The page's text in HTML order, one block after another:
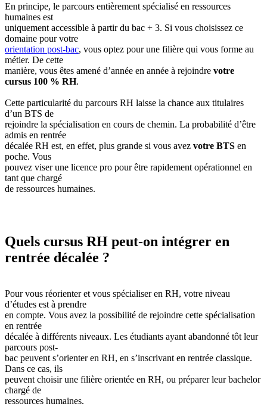
En principe, le parcours entièrement spécialisé en ressources
humaines est
uniquement accessible à partir du bac + 3. Si vous choisissez ce
domaine pour votre
orientation post-bac, vous optez pour une filière qui vous forme au
métier. De cette
manière, vous êtes amené d’année en année à rejoindre votre
cursus 100 % RH.
Cette particularité du parcours RH laisse la chance aux titulaires
d’un BTS de
rejoindre la spécialisation en cours de chemin. La probabilité d’être
admis en rentrée
décalée RH est, en effet, plus grande si vous avez votre BTS en
poche. Vous
pouvez viser une licence pro pour être rapidement opérationnel en
tant que chargé
de ressources humaines.
Quels cursus RH peut-on intégrer en
rentrée décalée ?
Pour vous réorienter et vous spécialiser en RH, votre niveau
d’études est à prendre
en compte. Vous avez la possibilité de rejoindre cette spécialisation
en rentrée
décalée à différents niveaux. Les étudiants ayant abandonné tôt leur
parcours post-
bac peuvent s’orienter en RH, en s’inscrivant en rentrée classique.
Dans ce cas, ils
peuvent choisir une filière orientée en RH, ou préparer leur bachelor
chargé de
ressources humaines.